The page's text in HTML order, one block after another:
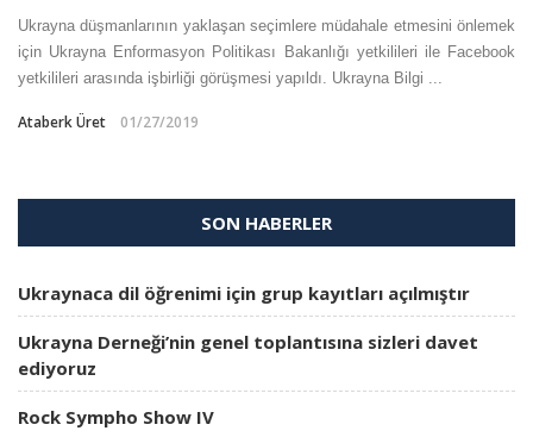
Ukrayna düşmanlarının yaklaşan seçimlere müdahale etmesini önlemek
için Ukrayna Enformasyon Politikası Bakanlığı yetkilileri ile Facebook
yetkilileri arasında işbirliği görüşmesi yapıldı. Ukrayna Bilgi ...
Ataberk Üret 01/27/2019
SON HABERLER
Ukraynaca dil öğrenimi için grup kayıtları açılmıştır
Ukrayna Derneği’nin genel toplantısına sizleri davet
ediyoruz
Rock Sympho Show IV